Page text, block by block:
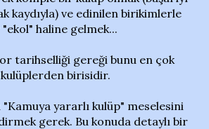
kaydıyla) ve edinilen birikimlerle
haline gelmek...
tarihselliği gereği bunu en çok
birisidir.
"Kamuya yararlı kulüp" meselesini
gerek. Bu konuda detaylı bir